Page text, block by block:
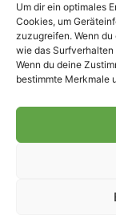
Um dir ein optimales
Cookies, um
zuzugreifen. Wenn
wie das
Wenn du deine
bestimmte Merkmale
offiziell
bei der Deutschen
Nationalbibliothek
8233). Nachdruck
Weiterverarbeitung,
auszugsweise, nur
PARTNER WERDEN